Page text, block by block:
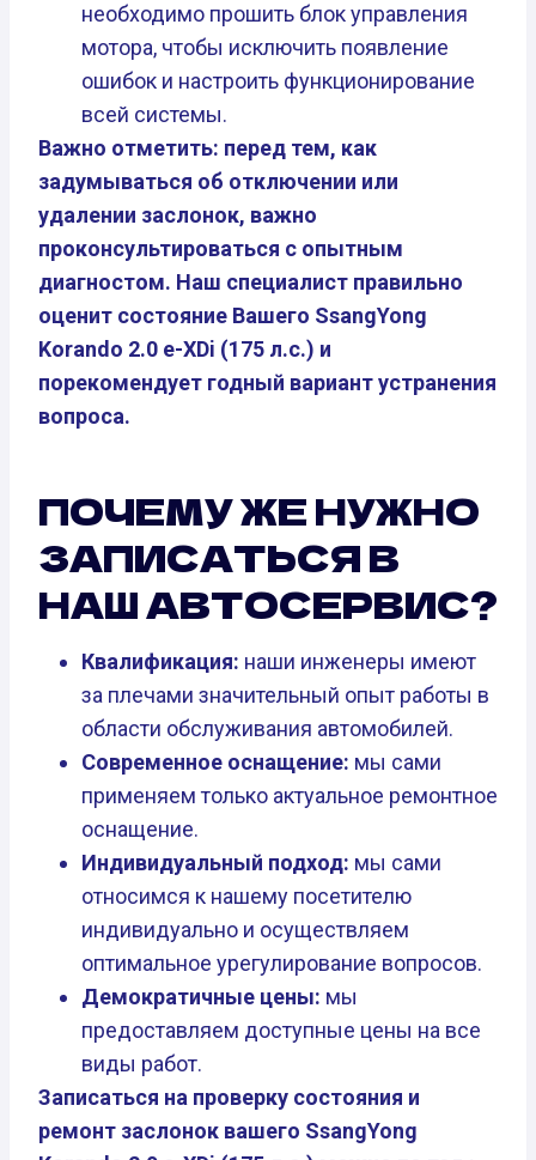
необходимо прошить блок управления
мотора, чтобы исключить появление
ошибок и настроить функционирование
всей системы.
Важно отметить: перед тем, как
задумываться об отключении или
удалении заслонок, важно
проконсультироваться с опытным
диагностом. Наш специалист правильно
оценит состояние Вашего SsangYong
Korando 2.0 e-XDi (175 л.с.) и
порекомендует годный вариант устранения
вопроса.
ПОЧЕМУ ЖЕ НУЖНО
ЗАПИСАТЬСЯ В
НАШ АВТОСЕРВИС?
Квалификация: наши инженеры имеют
за плечами значительный опыт работы в
области обслуживания автомобилей.
Современное оснащение: мы сами
применяем только актуальное ремонтное
оснащение.
Индивидуальный подход: мы сами
относимся к нашему посетителю
индивидуально и осуществляем
оптимальное урегулирование вопросов.
Демократичные цены: мы
предоставляем доступные цены на все
виды работ.
Записаться на проверку состояния и
ремонт заслонок вашего SsangYong